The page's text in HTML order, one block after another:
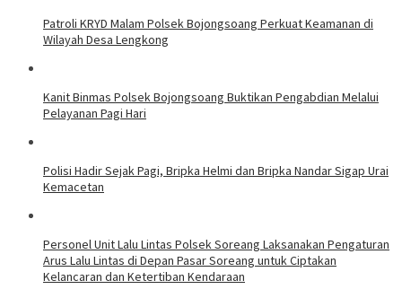
Patroli KRYD Malam Polsek Bojongsoang Perkuat Keamanan di
Wilayah Desa Lengkong
Kanit Binmas Polsek Bojongsoang Buktikan Pengabdian Melalui
Pelayanan Pagi Hari
Polisi Hadir Sejak Pagi, Bripka Helmi dan Bripka Nandar Sigap Urai
Kemacetan
Personel Unit Lalu Lintas Polsek Soreang Laksanakan Pengaturan
Arus Lalu Lintas di Depan Pasar Soreang untuk Ciptakan
Kelancaran dan Ketertiban Kendaraan